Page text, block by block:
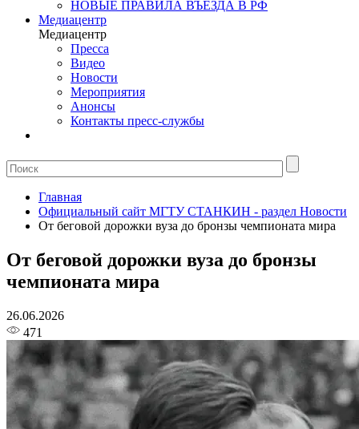
НОВЫЕ ПРАВИЛА ВЪЕЗДА В РФ
Медиацентр
Медиацентр
Пресса
Видео
Новости
Мероприятия
Анонсы
Контакты пресс-службы
Главная
Официальный сайт МГТУ СТАНКИН - раздел Новости
От беговой дорожки вуза до бронзы чемпионата мира
От беговой дорожки вуза до бронзы
чемпионата мира
26.06.2026
471